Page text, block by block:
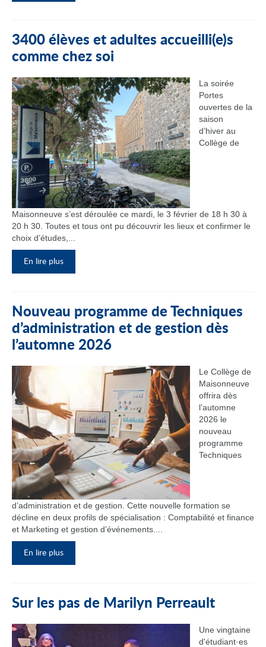
3400 élèves et adultes accueilli(e)s
comme chez soi
La soirée
Portes
ouvertes de la
saison
d’hiver au
Collège de
Maisonneuve s’est déroulée ce mardi, le 3 février de 18 h 30 à
20 h 30. Toutes et tous ont pu découvrir les lieux et confirmer le
choix d’études,...
En lire plus
Nouveau programme de Techniques
d’administration et de gestion dès
l’automne 2026
Le Collège de
Maisonneuve
offrira dès
l’automne
2026 le
nouveau
programme
Techniques
d’administration et de gestion. Cette nouvelle formation se
décline en deux profils de spécialisation : Comptabilité et finance
et Marketing et gestion d’événements....
En lire plus
Sur les pas de Marilyn Perreault
Une vingtaine
d'étudiant·es